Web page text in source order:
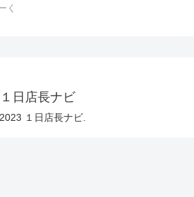
く
１日店長ナビ
１日店長ナビ.